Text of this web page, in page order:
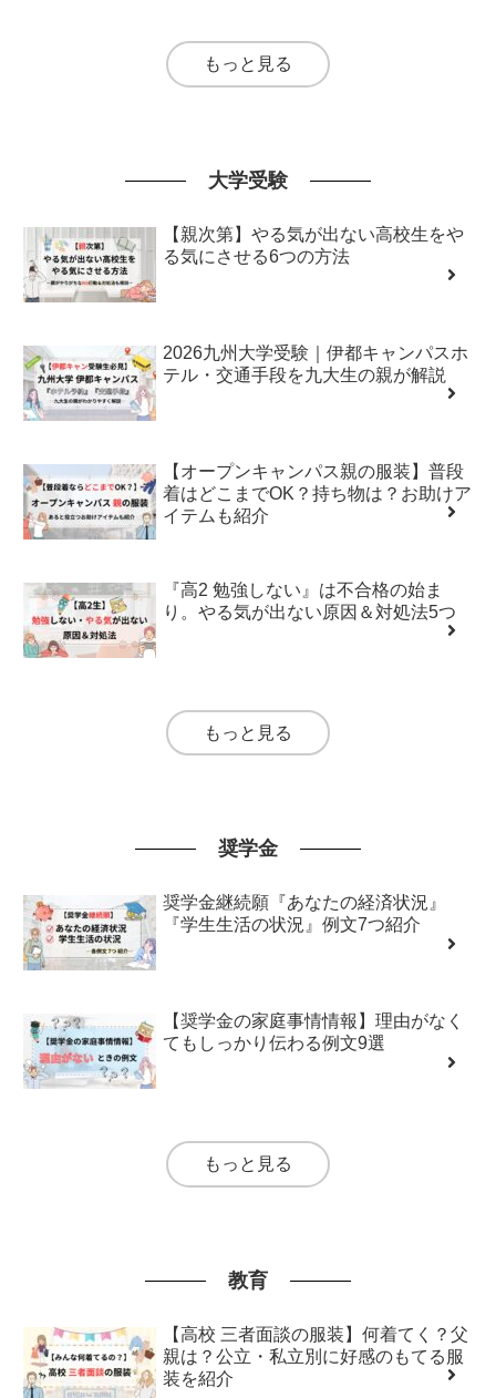
もっと見る
大学受験
【親次第】やる気が出ない高校生をや
る気にさせる6つの方法
2026九州大学受験｜伊都キャンパスホ
テル・交通手段を九大生の親が解説
【オープンキャンパス親の服装】普段
着はどこまでOK？持ち物は？お助けア
イテムも紹介
『高2 勉強しない』は不合格の始ま
り。やる気が出ない原因＆対処法5つ
もっと見る
奨学金
奨学金継続願『あなたの経済状況』
『学生生活の状況』例文7つ紹介
【奨学金の家庭事情情報】理由がなく
てもしっかり伝わる例文9選
もっと見る
教育
【高校 三者面談の服装】何着てく？父
親は？公立・私立別に好感のもてる服
装を紹介